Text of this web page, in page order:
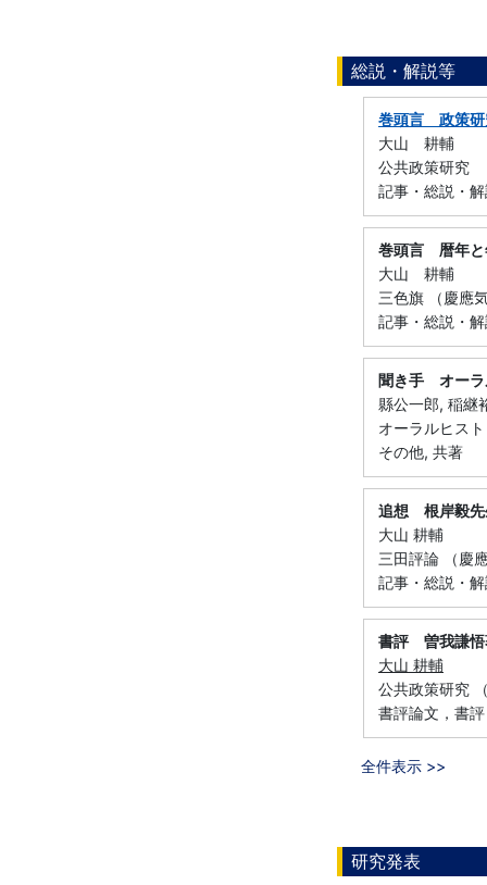
総説・解説等
巻頭言 政策研
大山 耕輔
公共政策研究
記事・総説・
巻頭言 暦年と
大山 耕輔
三色旗 （慶應
記事・総説・
聞き手 オーラ
縣公一郎, 稲
オーラルヒス
その他, 共著
追想 根岸毅先
大山 耕輔
三田評論 （慶
記事・総説・
書評 曽我謙悟
大山 耕輔
公共政策研究
書評論文，書
全件表示 >>
研究発表